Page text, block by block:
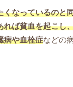
くなっているのと
れば貧血を起こし
病や血栓症などの